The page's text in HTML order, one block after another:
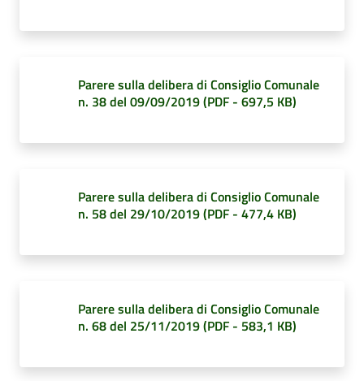
Parere sulla delibera di Consiglio Comunale
n. 38 del 09/09/2019(PDF - 697,5 KB)
Parere sulla delibera di Consiglio Comunale
n. 58 del 29/10/2019(PDF - 477,4 KB)
Parere sulla delibera di Consiglio Comunale
n. 68 del 25/11/2019(PDF - 583,1 KB)